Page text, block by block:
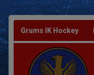
Grums IK Hockey